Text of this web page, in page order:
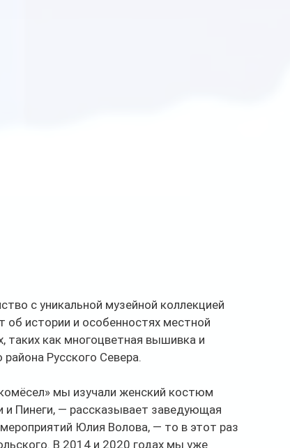
с уникальной музейной коллекцией
об истории и особенностях местной
таких как многоцветная вышивка и
Русского Севера.
мы изучали женский костюм
и Пинеги, — рассказывает заведующая
Юлия Волова, — то в этот раз
В 2014 и 2020 годах мы уже